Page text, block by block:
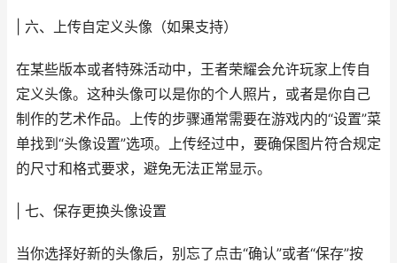
| 六、上传自定义头像（如果支持）
在某些版本或者特殊活动中，王者荣耀会允许玩家上传自
定义头像。这种头像可以是你的个人照片，或者是你自己
制作的艺术作品。上传的步骤通常需要在游戏内的“设置”菜
单找到“头像设置”选项。上传经过中，要确保图片符合规定
的尺寸和格式要求，避免无法正常显示。
| 七、保存更换头像设置
当你选择好新的头像后，别忘了点击“确认”或者“保存”按